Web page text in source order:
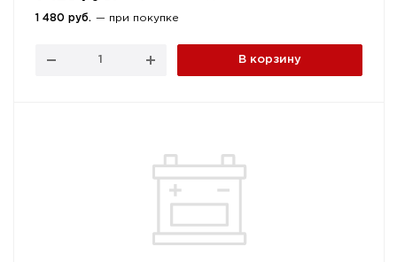
1 480 руб. — при покупке
В корзину